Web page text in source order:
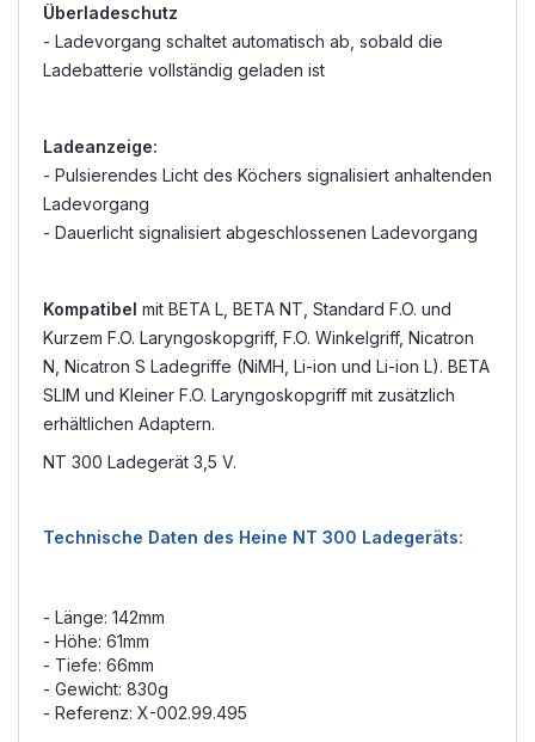
Überladeschutz
- Ladevorgang schaltet automatisch ab, sobald die
Ladebatterie vollständig geladen ist
Ladeanzeige:
- Pulsierendes Licht des Köchers signalisiert anhaltenden
Ladevorgang
- Dauerlicht signalisiert abgeschlossenen Ladevorgang
Kompatibel mit BETA L, BETA NT, Standard F.O. und
Kurzem F.O. Laryngoskopgriff, F.O. Winkelgriff, Nicatron
N, Nicatron S Ladegriffe (NiMH, Li-ion und Li-ion L). BETA
SLIM und Kleiner F.O. Laryngoskopgriff mit zusätzlich
erhältlichen Adaptern.
NT 300 Ladegerät 3,5 V.
Technische Daten des Heine NT 300 Ladegeräts:
- Länge: 142mm
- Höhe: 61mm
- Tiefe: 66mm
- Gewicht: 830g
- Referenz: X-002.99.495